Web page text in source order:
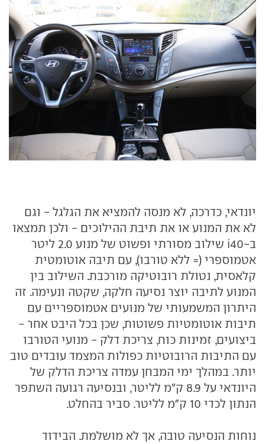
יונדאי, כדרכה, לא מנסה להמציא את הגלגל - וגם
לא את המנוע או את תיבת ההילוכים - ולכן תמצאו
ב-i40 שילוב מסורתי ופשוט של מנוע 2.0 ליטר
אטמוספרי (= ללא טורבו), עם תיבה אוטומטית
קלאסית, נטולת רובוטיקה מורכבת. השילוב בין
המנוע לתיבה יוצר נסיעה חלקה, שקטה ונעימה. זה
היתרון המשמעותי של מנועים אטמוספריים עם
תיבות אוטומטיות פשוטות, שכן בכל היבט אחר -
ביצועים, זמינות כוח, צריכת דלק - מנועי הטורבו
עם התיבות הרובוטיות כפולות המצמד עובדים טוב
יותר. במהלך ימי המבחן עמדה צריכת הדלק של
היונדאי על 8.9 ק"מ לליטר, ובנסיעה רגועה השתפר
הנתון לכדי 10 ק"מ לליטר. סביר בהחלט.
נוחות הנסיעה טובה, אך לא מושלמת. הבידוד